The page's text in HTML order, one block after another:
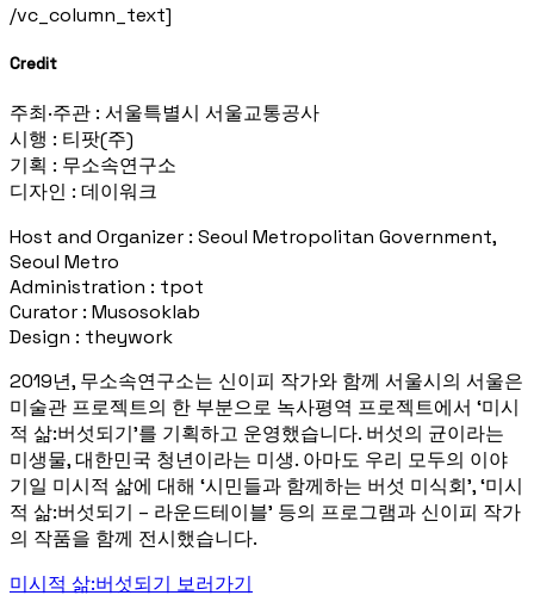
/vc_column_text]
Credit
주최·주관 : 서울특별시 서울교통공사
시행 : 티팟(주)
기획 : 무소속연구소
디자인 : 데이워크
Host and Organizer : Seoul Metropolitan Government,
Seoul Metro
Administration : tpot
Curator : Musosoklab
Design : theywork
2019년, 무소속연구소는 신이피 작가와 함께 서울시의 서울은
미술관 프로젝트의 한 부분으로 녹사평역 프로젝트에서 ‘미시
적 삶:버섯되기’를 기획하고 운영했습니다. 버섯의 균이라는
미생물, 대한민국 청년이라는 미생. 아마도 우리 모두의 이야
기일 미시적 삶에 대해 ‘시민들과 함께하는 버섯 미식회’, ‘미시
적 삶:버섯되기 – 라운드테이블’ 등의 프로그램과 신이피 작가
의 작품을 함께 전시했습니다.
미시적 삶:버섯되기 보러가기